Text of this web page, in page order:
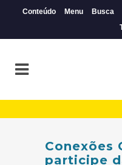
Conteúdo Menu Busca
Conexões
participe